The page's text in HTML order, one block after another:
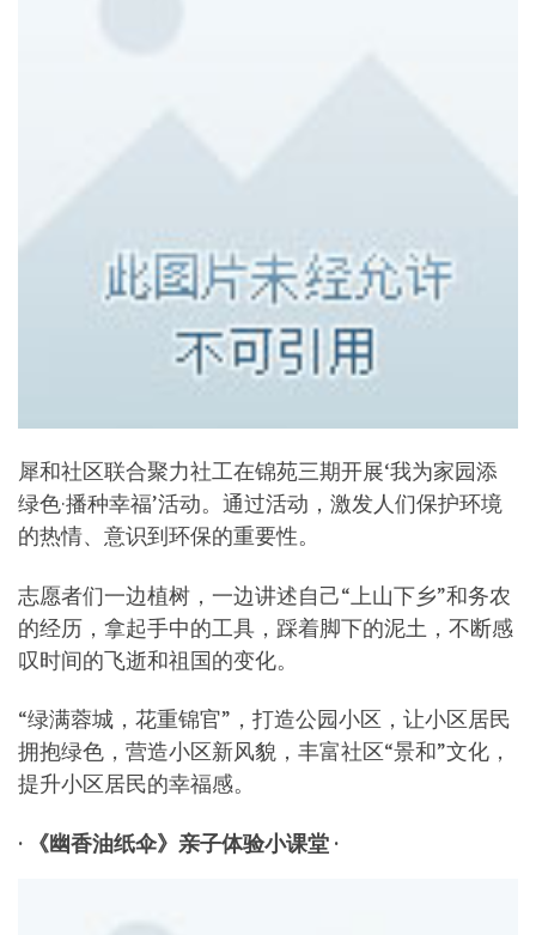
犀和社区联合聚力社工在锦苑三期开展‘我为家园添
绿色·播种幸福’活动。通过活动，激发人们保护环境
的热情、意识到环保的重要性。
志愿者们一边植树，一边讲述自己“上山下乡”和务农
的经历，拿起手中的工具，踩着脚下的泥土，不断感
叹时间的飞逝和祖国的变化。
“绿满蓉城，花重锦官”，打造公园小区，让小区居民
拥抱绿色，营造小区新风貌，丰富社区“景和”文化，
提升小区居民的幸福感。
· 《幽香油纸伞》亲子体验小课堂 ·